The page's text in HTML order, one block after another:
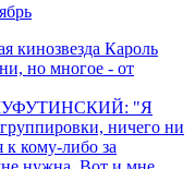
кинозвезда Кароль
но многое - от
"Я
ничего ни
к кому-либо за